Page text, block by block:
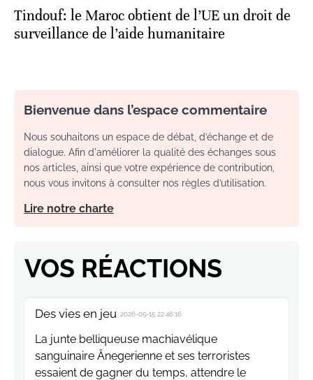
Tindouf: le Maroc obtient de l’UE un droit de
surveillance de l’aide humanitaire
Bienvenue dans l’espace commentaire
Nous souhaitons un espace de débat, d’échange et de
dialogue. Afin d'améliorer la qualité des échanges sous
nos articles, ainsi que votre expérience de contribution,
nous vous invitons à consulter nos règles d’utilisation.
Lire notre charte
VOS RÉACTIONS
Des vies en jeu 2026-05-15 22:46:16
La junte belliqueuse machiavélique
sanguinaire Ânegerienne et ses terroristes
essaient de gagner du temps, attendre le